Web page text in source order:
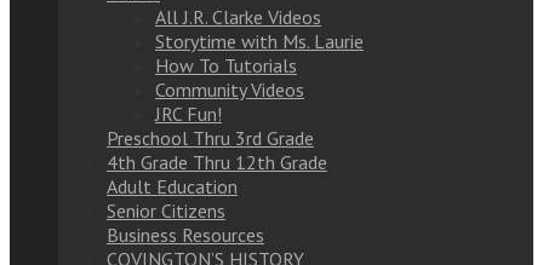
All J.R. Clarke Videos
Storytime with Ms. Laurie
How To Tutorials
Community Videos
JRC Fun!
Preschool Thru 3rd Grade
4th Grade Thru 12th Grade
Adult Education
Senior Citizens
Business Resources
COVINGTON’S HISTORY